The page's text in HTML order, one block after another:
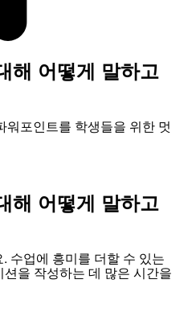
해 어떻게 말하고
포인트를 학생들을 위한 멋
해 어떻게 말하고
수업에 흥미를 더할 수 있는
을 작성하는 데 많은 시간을